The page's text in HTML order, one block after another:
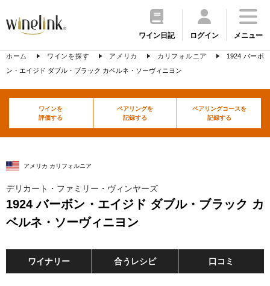
ワイン日記 ログイン メニュー
ホーム ワインを探す アメリカ カリフォルニア
1924 バーボ
ン・エイジド ダブル・ブラック カベルネ・ソーヴィニヨン
ワインを
評価する
ペアリングを
記録する
ペアリングコースを
記録する
アメリカ カリフォルニア
デリカート・ファミリー・ヴィンヤーズ
1924 バーボン・エイジド ダブル・ブラック カ
ベルネ・ソーヴィニヨン
ワイナリー 合うレシピ 口コミ